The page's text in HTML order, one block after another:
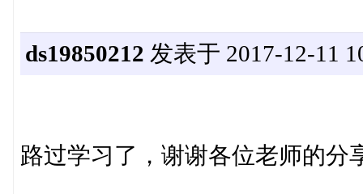
ds19850212 发表于 2017-12-11
路过学习了，谢谢各位老师的分